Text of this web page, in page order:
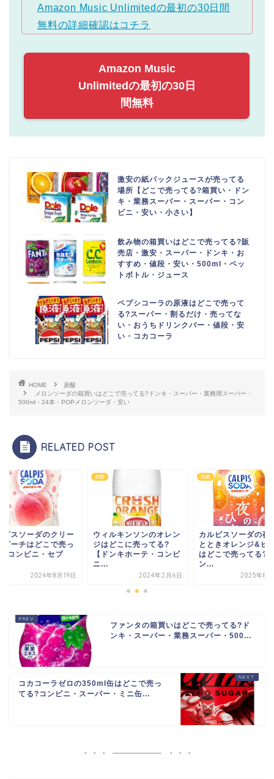
Amazon Music Unlimitedの最初の30日間
無料の詳細確認はコチラ
Amazon Music
Unlimitedの最初の30日
間無料
激安の紙パックジュースが売ってる
場所【どこで売ってる?箱買い・ドン
キ・業務スーパー・スーパー・コン
ビニ・安い・小さい】
飲み物の箱買いはどこで売ってる?販
売店・激安・スーパー・ドンキ・お
すすめ・値段・安い・500ml・ペッ
トボトル・ジュース
ペプシコーラの原液はどこで売って
る?スーパー・割るだけ・売ってな
い・おうちドリンクバー・値段・安
い・コカコーラ
HOME
炭酸
メロンソーダの箱買いはどこで売ってる?ドンキ・スーパー・業務用スーパー・
500ml・24本・POPメロンソーダ・安い
RELATED POST
ルキンソンのオレン
どこに売ってる?
ンキホーテ・コンビ
2024年2月6日
炭酸
カルピスソーダの夜のひ
とときオレンジ&ピーチ
はどこで売ってる?コ
ン...
2025年8月22日
炭酸
カルピスソーダのク
ミーピーチはどこで
てる?コンビニ・セ
ン...
2024年8
ファンタの箱買いはどこで売ってる?ド
ンキ・スーパー・業務スーパー・500...
コカコーラゼロの350ml缶はどこで売っ
てる?コンビニ・スーパー・ミニ缶...